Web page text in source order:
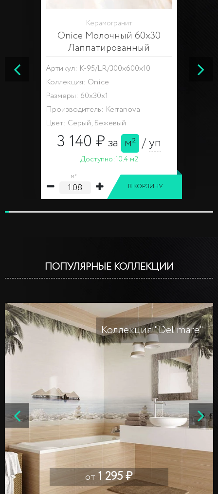
Керамогранит
Onice Молочный 60x30
Лаппатированный
Артикул: K-95/LR/300x600x10
Коллекция: Onice
Размеры: 60x30x1
Производитель: Kerranova
Цвет: Серый, Бежевый
3 140 ₽за м² /уп
Доступно:10.4 м2
м²
В КОРЗИНУ
ПОПУЛЯРНЫЕ КОЛЛЕКЦИИ
Коллекция "Del mare"
от 1 295 ₽